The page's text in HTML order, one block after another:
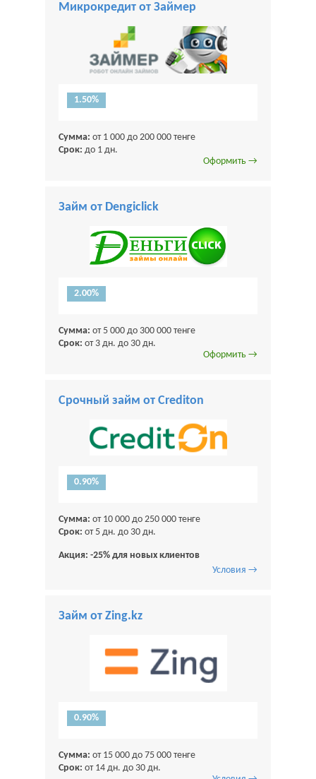
Микрокредит от Займер
1.50%
Сумма: от 1 000 до 200 000 тенге
Срок: до 1 дн.
Оформить →
Займ от Dengiclick
2.00%
Сумма: от 5 000 до 300 000 тенге
Срок: от 3 дн. до 30 дн.
Оформить →
Срочный займ от Crediton
0.90%
Сумма: от 10 000 до 250 000 тенге
Срок: от 5 дн. до 30 дн.
Акция: -25% для новых клиентов
Условия →
Займ от Zing.kz
0.90%
Сумма: от 15 000 до 75 000 тенге
Срок: от 14 дн. до 30 дн.